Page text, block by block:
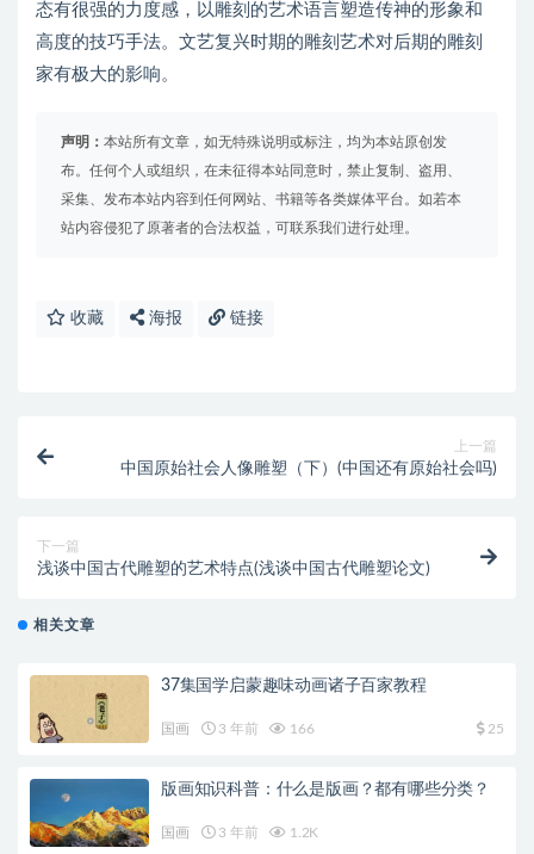
态有很强的力度感，以雕刻的艺术语言塑造传神的形象和
高度的技巧手法。文艺复兴时期的雕刻艺术对后期的雕刻
家有极大的影响。
声明： 本站所有文章，如无特殊说明或标注，均为本站原创发
布。任何个人或组织，在未征得本站同意时，禁止复制、盗用、
采集、发布本站内容到任何网站、书籍等各类媒体平台。如若本
站内容侵犯了原著者的合法权益，可联系我们进行处理。
收藏 海报 链接
上一篇
中国原始社会人像雕塑（下）(中国还有原始社会吗)
下一篇
浅谈中国古代雕塑的艺术特点(浅谈中国古代雕塑论文)
相关文章
37集国学启蒙趣味动画诸子百家教程
国画 3 年前 166 25
版画知识科普：什么是版画？都有哪些分类？
国画 3 年前 1.2K